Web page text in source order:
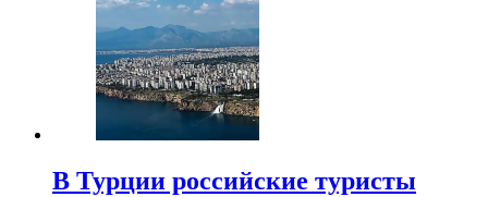
В Турции российские туристы